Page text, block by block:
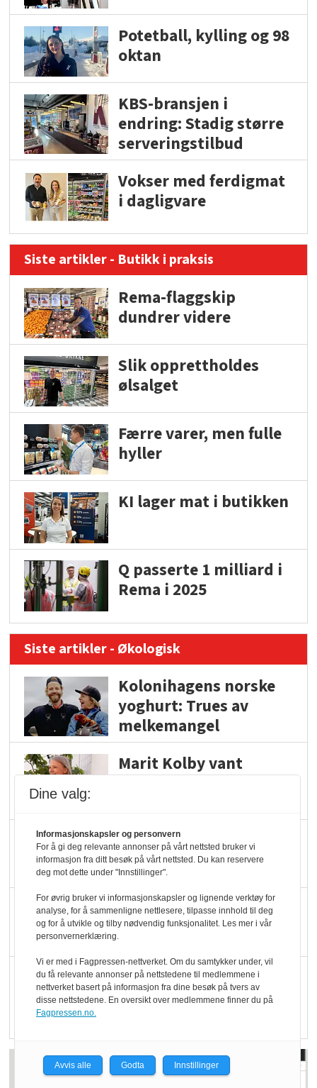
Potetball, kylling og 98
oktan
KBS-bransjen i
endring: Stadig større
serveringstilbud
Vokser med ferdigmat
i dagligvare
Siste artikler - Butikk i praksis
Rema-flaggskip
dundrer videre
Slik opprettholdes
ølsalget
Færre varer, men fulle
hyller
KI lager mat i butikken
Q passerte 1 milliard i
Rema i 2025
Siste artikler - Økologisk
Kolonihagens norske
yoghurt: Trues av
melkemangel
Marit Kolby vant
Blir enklere å velge
økologisk i butikkhylla
Kolonihagen sliter
med å få tak i nok melk
Rapport: Økokundene
er klare! Er markedet
Dine valg:
Informasjonskapsler og personvern
For å gi deg relevante annonser på vårt nettsted bruker vi
informasjon fra ditt besøk på vårt nettsted. Du kan reservere
deg mot dette under "Innstillinger".
For øvrig bruker vi informasjonskapsler og lignende verktøy for
analyse, for å sammenligne nettlesere, tilpasse innhold til deg
og for å utvikle og tilby nødvendig funksjonalitet. Les mer i vår
personvernerklæring.
Vi er med i Fagpressen-nettverket. Om du samtykker under, vil
du få relevante annonser på nettstedene til medlemmene i
nettverket basert på informasjon fra dine besøk på tvers av
disse nettstedene. En oversikt over medlemmene finner du på
Fagpressen.no.
Avvis alle Godta Innstillinger